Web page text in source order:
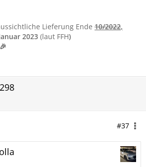
Lieferung Ende 10/2022,
2023 (laut FFH)
🎉
#37